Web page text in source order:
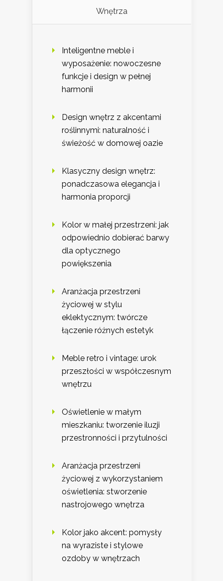
Wnętrza
Inteligentne meble i
wyposażenie: nowoczesne
funkcje i design w pełnej
harmonii
Design wnętrz z akcentami
roślinnymi: naturalność i
świeżość w domowej oazie
Klasyczny design wnętrz:
ponadczasowa elegancja i
harmonia proporcji
Kolor w małej przestrzeni: jak
odpowiednio dobierać barwy
dla optycznego
powiększenia
Aranżacja przestrzeni
życiowej w stylu
eklektycznym: twórcze
łączenie różnych estetyk
Meble retro i vintage: urok
przeszłości w współczesnym
wnętrzu
Oświetlenie w małym
mieszkaniu: tworzenie iluzji
przestronności i przytulności
Aranżacja przestrzeni
życiowej z wykorzystaniem
oświetlenia: stworzenie
nastrojowego wnętrza
Kolor jako akcent: pomysły
na wyraziste i stylowe
ozdoby w wnętrzach